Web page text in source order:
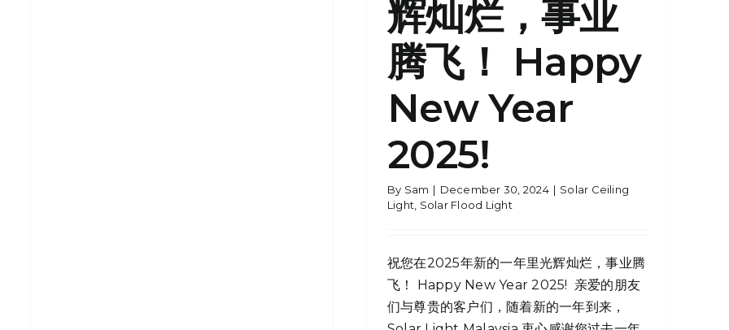
辉灿烂，事业
腾飞！ Happy
New Year
2025!
By Sam | December 30, 2024 | Solar Ceiling
Light, Solar Flood Light
祝您在2025年新的一年里光辉灿烂，事业腾
飞！ Happy New Year 2025! 亲爱的朋友
们与尊贵的客户们，随着新的一年到来，